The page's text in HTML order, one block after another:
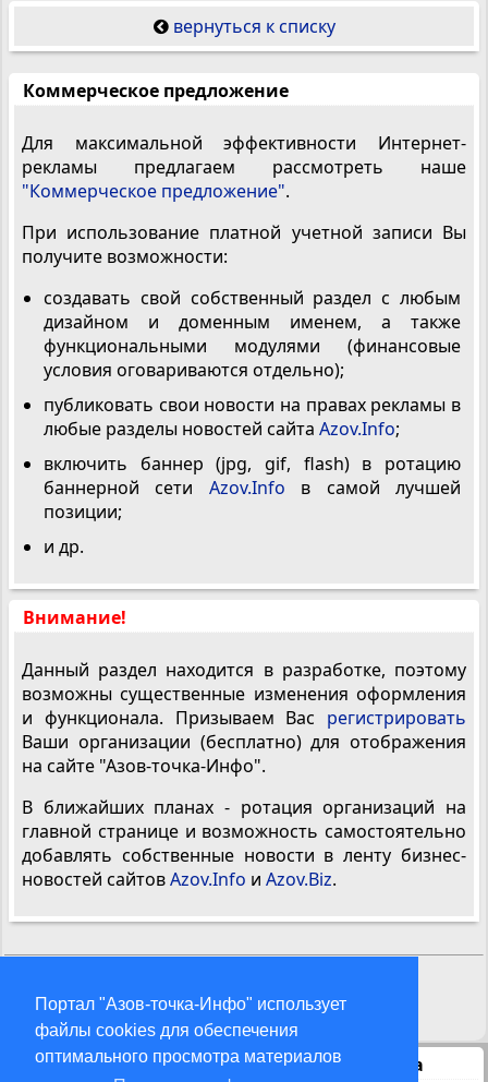
Портал "Азов-точка-Инфо" использует
файлы cookies для обеспечения
оптимального просмотра материалов
вернуться к списку
Коммерческое предложение
Для максимальной эффективности Интернет-
рекламы предлагаем рассмотреть наше
"Коммерческое предложение".
При использование платной учетной записи Вы
получите возможности:
создавать свой собственный раздел с любым
дизайном и доменным именем, а также
функциональными модулями (финансовые
условия оговариваются отдельно);
публиковать свои новости на правах рекламы в
любые разделы новостей сайта Azov.Info;
включить баннер (jpg, gif, flash) в ротацию
баннерной сети Azov.Info в самой лучшей
позиции;
и др.
Внимание!
Данный раздел находится в разработке, поэтому
возможны существенные изменения оформления
и функционала. Призываем Вас регистрировать
Ваши организации (бесплатно) для отображения
на сайте "Азов-точка-Инфо".
В ближайших планах - ротация организаций на
главной странице и возможность самостоятельно
добавлять собственные новости в ленту бизнес-
новостей сайтовAzov.Info и Azov.Biz.
Статистика